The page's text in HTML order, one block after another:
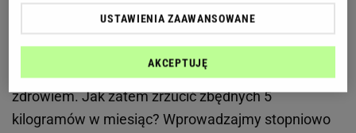
Jeśli planujemy przejście na dietę odchudzającą,
należy pamiętać, by nie wprowadzać zmian
drastycznie - może to spowodować problemy ze
zdrowiem. Jak zatem zrzucić zbędnych 5
kilogramów w miesiąc? Wprowadzajmy stopniowo
USTAWIENIA ZAAWANSOWANE
AKCEPTUJĘ